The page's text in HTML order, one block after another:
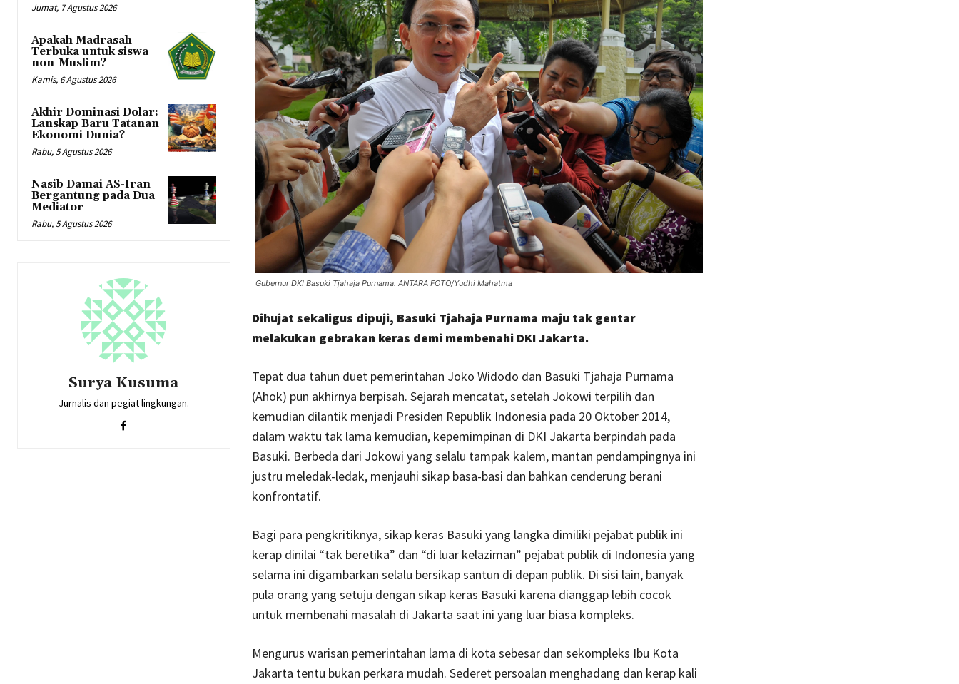
Jumat, 7 Agustus 2026
Apakah Madrasah
Terbuka untuk siswa
non-Muslim?
Kamis, 6 Agustus 2026
Akhir Dominasi Dolar:
Lanskap Baru Tatanan
Ekonomi Dunia?
Rabu, 5 Agustus 2026
Nasib Damai AS-Iran
Bergantung pada Dua
Mediator
Rabu, 5 Agustus 2026
Surya Kusuma
Jurnalis dan pegiat lingkungan.
Gubernur DKI Basuki Tjahaja Purnama. ANTARA FOTO/Yudhi Mahatma
Dihujat sekaligus dipuji, Basuki Tjahaja Purnama maju tak gentar
melakukan gebrakan keras demi membenahi DKI Jakarta.
Tepat dua tahun duet pemerintahan Joko Widodo dan Basuki Tjahaja Purnama
(Ahok) pun akhirnya berpisah. Sejarah mencatat, setelah Jokowi terpilih dan
kemudian dilantik menjadi Presiden Republik Indonesia pada 20 Oktober 2014,
dalam waktu tak lama kemudian, kepemimpinan di DKI Jakarta berpindah pada
Basuki. Berbeda dari Jokowi yang selalu tampak kalem, mantan pendampingnya ini
justru meledak-ledak, menjauhi sikap basa-basi dan bahkan cenderung berani
konfrontatif.
Bagi para pengkritiknya, sikap keras Basuki yang langka dimiliki pejabat publik ini
kerap dinilai “tak beretika” dan “di luar kelaziman” pejabat publik di Indonesia yang
selama ini digambarkan selalu bersikap santun di depan publik. Di sisi lain, banyak
pula orang yang setuju dengan sikap keras Basuki karena dianggap lebih cocok
untuk membenahi masalah di Jakarta saat ini yang luar biasa kompleks.
Mengurus warisan pemerintahan lama di kota sebesar dan sekompleks Ibu Kota
Jakarta tentu bukan perkara mudah. Sederet persoalan menghadang dan kerap kali